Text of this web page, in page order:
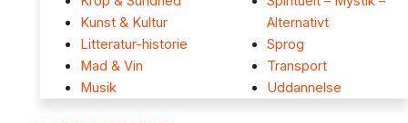
Kunst & Kultur
Litteratur-historie
Mad & Vin
Musik
Alternativt
Sprog
Transport
Uddannelse